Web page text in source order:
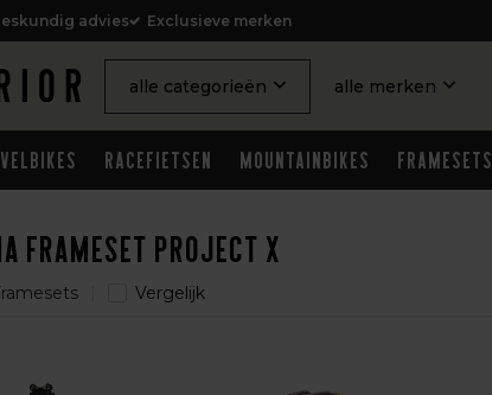
advies Exclusieve merken
alle categorieën alle merken
Racefietsen Mountainbikes Framesets
Frameset Project X
Vergelijk